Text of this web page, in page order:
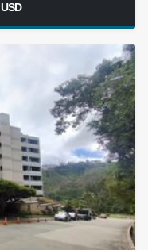
USD